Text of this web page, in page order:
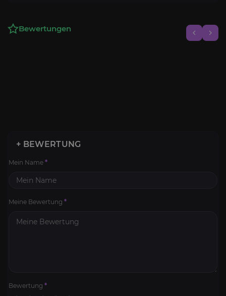
Bewertungen
+ BEWERTUNG
Mein Name *
Meine Bewertung *
Bewertung *